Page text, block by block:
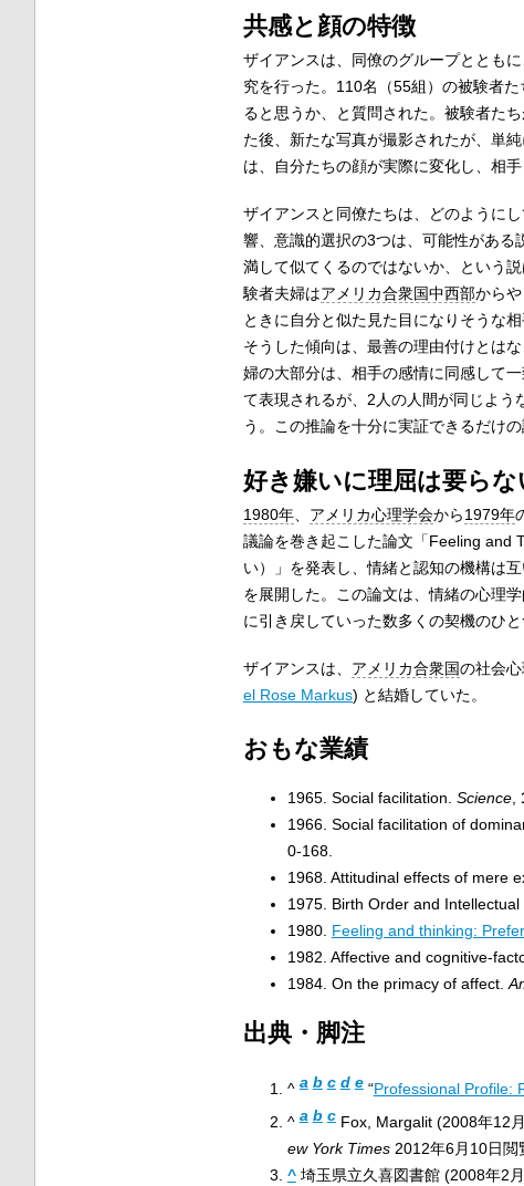
共感と顔の特徴
ザイアンスは、同僚のグループととも
究を行った。110名（55組）の被験者
ると思うか、と質問された。被験者た
た後、新たな写真が撮影されたが、単
は、自分たちの顔が実際に変化し、相
ザイアンスと同僚たちは、どのように
響、意識的選択の3つは、可能性があ
満して似てくるのではないか、という
験者夫婦はアメリカ合衆国中西部から
ときに自分と似た見た目になりそうな
そうした傾向は、最善の理由付けとは
婦の大部分は、相手の感情に同感して
て表現されるが、2人の人間が同じよう
う。この推論を十分に実証できるだけ
好き嫌いに理屈は要らな
1980年、 アメリカ心理学会から1979年
議論を巻き起こした論文「Feeling and
い）」を発表し、情緒と認知の機構は
を展開した。この論文は、情緒の心理
に引き戻していった数多くの契機のひと
ザイアンスは、 アメリカ合衆国の社会心
el Rose Markus) と結婚していた。
おもな業績
1965. Social facilitation. Science,
1966. Social facilitation of
0-168.
1968. Attitudinal effects of mere
1975. Birth Order and
1980. Feeling and thinking:
1982. Affective and cognitive-
1984. On the primacy of affect.
出典・脚注
^a b c d e “Professional Profile:
^a b c Fox, Margalit (2008年12
ew York Times 2012年6月10日閲
^ 埼玉県立久喜図書館 (2008年2